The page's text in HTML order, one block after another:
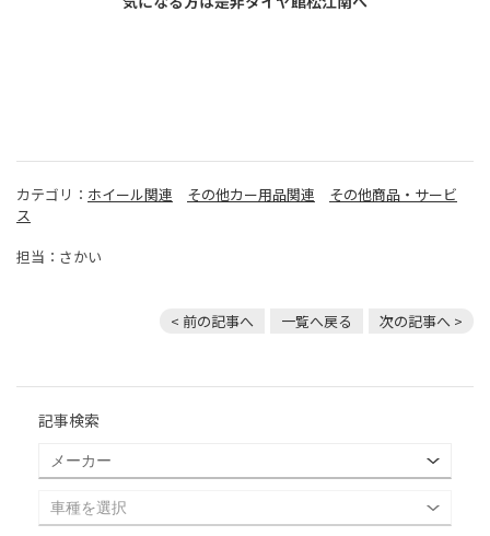
カテゴリ： ホイール関連 その他カー用品関連
その他商品・サービ
ス
担当：さかい
< 前の記事へ 一覧へ戻る 次の記事へ >
記事検索